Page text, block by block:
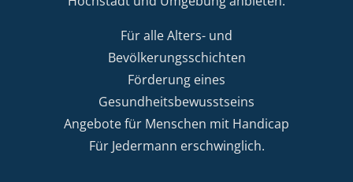
Für alle Alters- und
Bevölkerungsschichten
Förderung eines
Gesundheitsbewusstseins
Angebote für Menschen mit Handicap
Für Jedermann erschwinglich.